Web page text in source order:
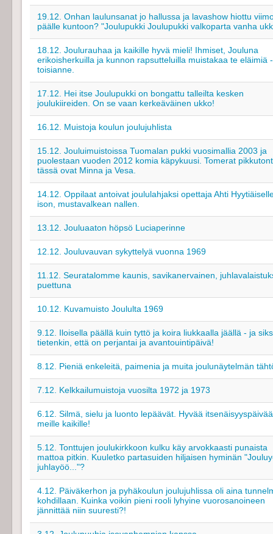
19.12. Onhan laulunsanat jo hallussa ja lavashow hiottu
päälle kuntoon? "Joulupukki Joulupukki valkoparta vanha
18.12. Joulurauhaa ja kaikille hyvä mieli! Ihmiset, Jouluna
erikoisherkuilla ja kunnon rapsutteluilla muistakaa te eläimiä
toisianne.
17.12. Hei itse Joulupukki on bongattu talleilta kesken
joulukiireiden. On se vaan kerkeäväinen ukko!
16.12. Muistoja koulun joulujuhlista
15.12. Jouluimuistoissa Tuomalan pukki vuosimallia 2003 ja
puolestaan vuoden 2012 komia käpykuusi. Tomerat
tässä ovat Minna ja Vesa.
14.12. Oppilaat antoivat joululahjaksi opettaja Ahti
ison, mustavalkean nallen.
13.12. Jouluaaton höpsö Luciaperinne
12.12. Jouluvauvan sykyttelyä vuonna 1969
11.12. Seuratalomme kaunis, savikanervainen,
puettuna
10.12. Kuvamuisto Joululta 1969
9.12. Iloisella päällä kuin tyttö ja koira liukkaalla jäällä - ja
tietenkin, että on perjantai ja avantouintipäivä!
8.12. Pieniä enkeleitä, paimenia ja muita joulunäytelmän
7.12. Kelkkailumuistoja vuosilta 1972 ja 1973
6.12. Silmä, sielu ja luonto lepäävät. Hyvää itsenäisyyspäivää
meille kaikille!
5.12. Tonttujen joulukirkkoon kulku käy arvokkaasti punaista
mattoa pitkin. Kuuletko partasuiden hiljaisen hyminän
juhlayöö..."?
4.12. Päiväkerhon ja pyhäkoulun joulujuhlissa oli aina
kohdillaan. Kuinka voikin pieni rooli lyhyine vuorosanoineen
jännittää niin suuresti?!